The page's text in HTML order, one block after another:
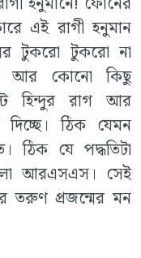
এই রাগী হনুমান
টুকরো টুকরো না
আর কোনো কিছু
হিন্দুর রাগ আর
ঠিক যেমন
ঠিক যে পদ্ধতিটা
আরএসএস। সেই
তরুণ প্রজন্মের মন